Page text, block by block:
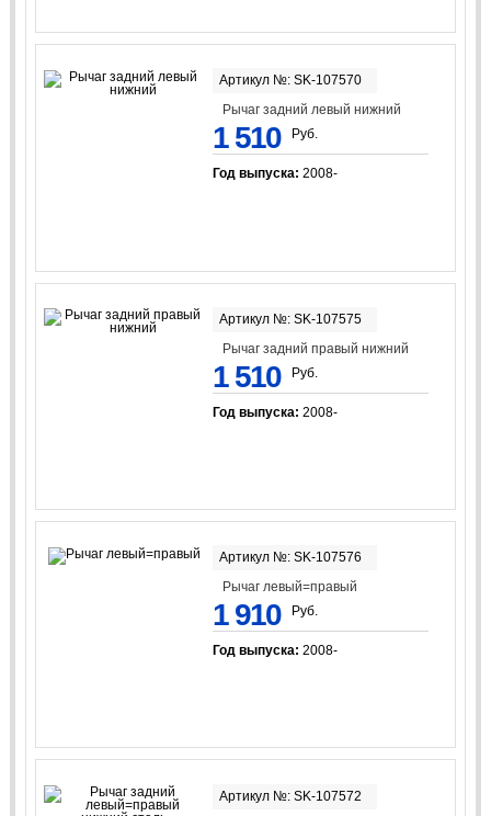
Артикул №: SK-107570
Рычаг задний левый нижний
1 510 Руб.
Год выпуска: 2008-
Артикул №: SK-107575
Рычаг задний правый нижний
1 510 Руб.
Год выпуска: 2008-
Артикул №: SK-107576
Рычаг левый=правый
1 910 Руб.
Год выпуска: 2008-
Артикул №: SK-107572